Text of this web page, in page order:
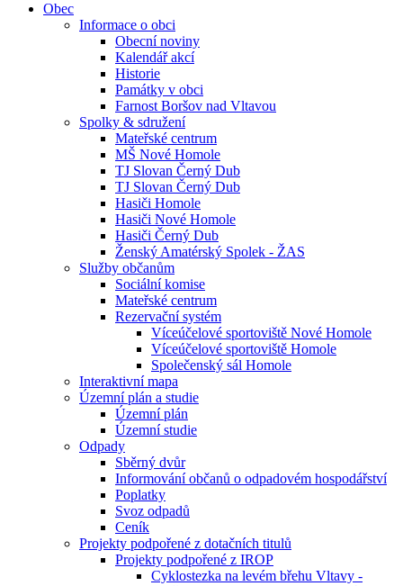
Obec
Informace o obci
Obecní noviny
Kalendář akcí
Historie
Památky v obci
Farnost Boršov nad Vltavou
Spolky & sdružení
Mateřské centrum
MŠ Nové Homole
TJ Slovan Černý Dub
TJ Slovan Černý Dub
Hasiči Homole
Hasiči Nové Homole
Hasiči Černý Dub
Ženský Amatérský Spolek - ŽAS
Služby občanům
Sociální komise
Mateřské centrum
Rezervační systém
Víceúčelové sportoviště Nové Homole
Víceúčelové sportoviště Homole
Společenský sál Homole
Interaktivní mapa
Územní plán a studie
Územní plán
Územní studie
Odpady
Sběrný dvůr
Informování občanů o odpadovém hospodářství
Poplatky
Svoz odpadů
Ceník
Projekty podpořené z dotačních titulů
Projekty podpořené z IROP
Cyklostezka na levém břehu Vltavy -